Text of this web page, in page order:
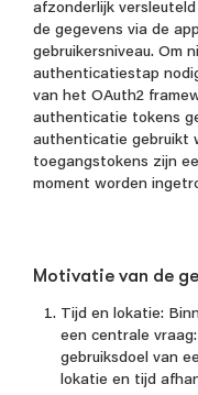
afzonderlijk
de gegevens via de
gebruikersniveau. Om
authenticatiestap
van het OAuth2
authenticatie tokens
authenticatie gebruikt
toegangstokens zijn
moment worden
Motivatie van de
Tijd en lokatie:
een centrale
gebruiksdoel van
lokatie en tijd